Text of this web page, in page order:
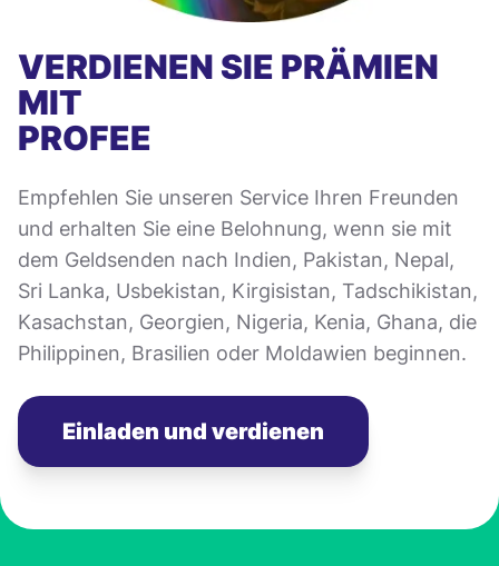
VERDIENEN SIE PRÄMIEN
MIT
PROFEE
Empfehlen Sie unseren Service Ihren Freunden
und erhalten Sie eine Belohnung, wenn sie mit
dem Geldsenden nach Indien, Pakistan, Nepal,
Sri Lanka, Usbekistan, Kirgisistan, Tadschikistan,
Kasachstan, Georgien, Nigeria, Kenia, Ghana, die
Philippinen, Brasilien oder Moldawien beginnen.
Einladen und verdienen